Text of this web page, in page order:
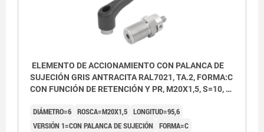
ELEMENTO DE ACCIONAMIENTO CON PALANCA DE
SUJECIÓN GRIS ANTRACITA RAL7021, TA.2, FORMA:C
CON FUNCIÓN DE RETENCIÓN Y PR, M20X1,5, S=10, 6,
COMP:TERMOPLÁSTICO
DIÁMETRO=6 ROSCA=M20X1,5 LONGITUD=95,6
VERSIÓN 1=CON PALANCA DE SUJECIÓN FORMA=C